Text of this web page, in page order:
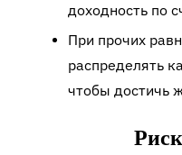
доходность по
При прочих
распределять
чтобы достичь